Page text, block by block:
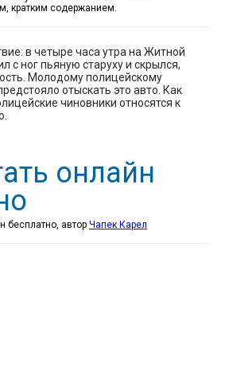
кратким содержанием.
в четыре часа утра на Житной
с ног пьяную старуху и скрылся,
Молодому полицейскому
отыскать это авто. Как
чиновники относятся к
онлайн
бесплатно, автор Чапек Карел